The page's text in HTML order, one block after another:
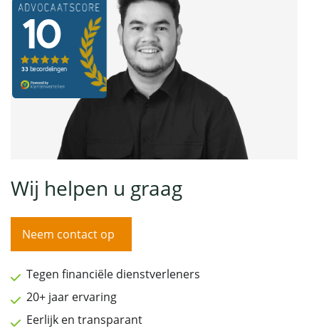
Wij helpen u graag
Neem contact op
Tegen financiële dienstverleners
20+ jaar ervaring
Eerlijk en transparant